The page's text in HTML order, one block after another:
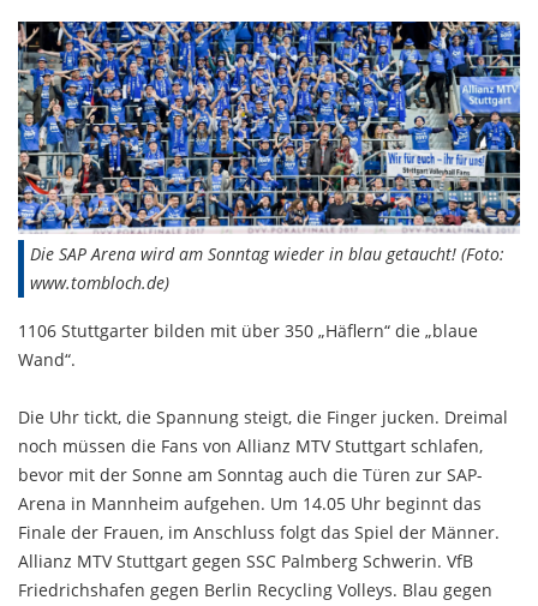
Die SAP Arena wird am Sonntag wieder in blau getaucht! (Foto:
www.tombloch.de)
1106 Stuttgarter bilden mit über 350 „Häflern“ die „blaue
Wand“.
Die Uhr tickt, die Spannung steigt, die Finger jucken. Dreimal
noch müssen die Fans von Allianz MTV Stuttgart schlafen,
bevor mit der Sonne am Sonntag auch die Türen zur SAP-
Arena in Mannheim aufgehen. Um 14.05 Uhr beginnt das
Finale der Frauen, im Anschluss folgt das Spiel der Männer.
Allianz MTV Stuttgart gegen SSC Palmberg Schwerin. VfB
Friedrichshafen gegen Berlin Recycling Volleys. Blau gegen